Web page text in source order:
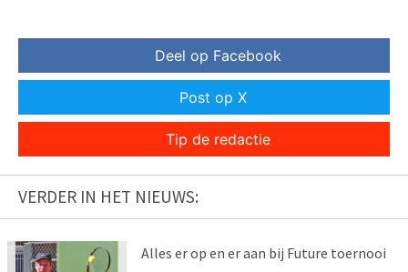
Deel op Facebook
Post op X
Tip de redactie
VERDER IN HET NIEUWS:
Alles er op en er aan bij Future toernooi